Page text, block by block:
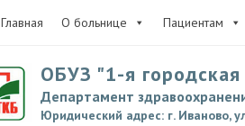
Главная О больнице Пациентам
ОБУЗ "1-я
Департамент
Юридический адрес: г. Иваново,